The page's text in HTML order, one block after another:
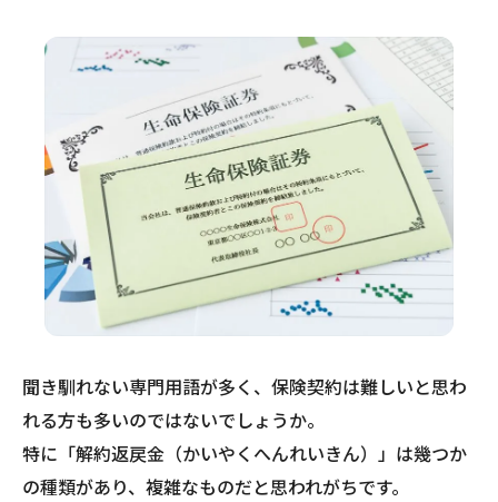
聞き馴れない専門用語が多く、保険契約は難しいと思わ
れる方も多いのではないでしょうか。
特に「解約返戻金（かいやくへんれいきん）」は幾つか
の種類があり、複雑なものだと思われがちです。